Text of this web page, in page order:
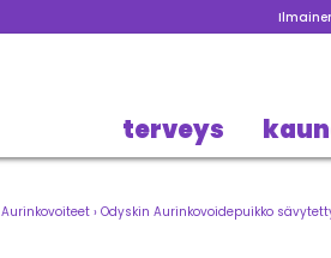
terveys
Aurinkovoiteet › Odyskin Aurinkovoidepuikko